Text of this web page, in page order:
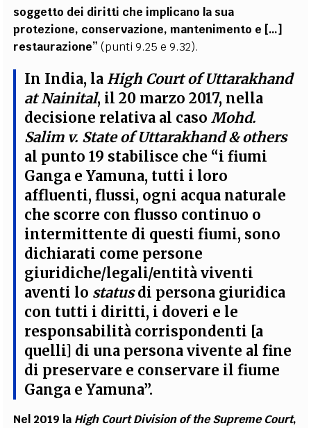
soggetto dei diritti che implicano la sua
protezione, conservazione, mantenimento e […]
restaurazione” (punti 9.25 e 9.32).
In India, la High Court of Uttarakhand
at Nainital, il 20 marzo 2017, nella
decisione relativa al casoMohd.
Salim v. State of Uttarakhand & others
al punto 19 stabilisce che “i fiumi
Ganga e Yamuna, tutti i loro
affluenti, flussi, ogni acqua naturale
che scorre con flusso continuo o
intermittente di questi fiumi, sono
dichiarati come persone
giuridiche/legali/entità viventi
aventi lo statusdi persona giuridica
con tutti i diritti, i doveri e le
responsabilità corrispondenti [a
quelli] di una persona vivente al fine
di preservare e conservare il fiume
Ganga e Yamuna”.
Nel 2019 la High Court Division of the Supreme Court,